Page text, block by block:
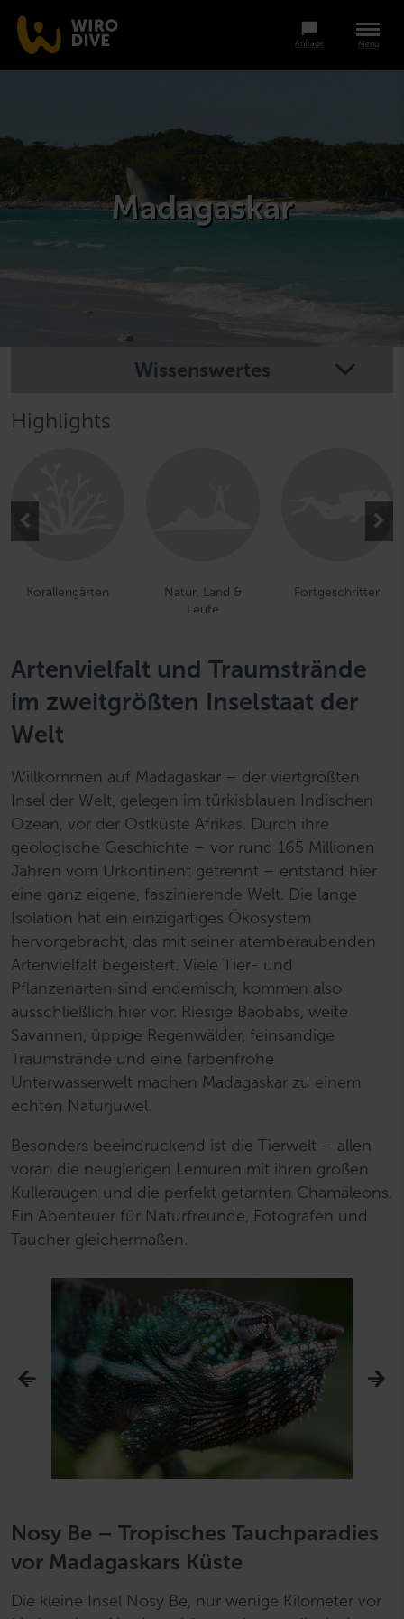
Menü
Anfrage
Madagaskar
Wissenswertes
Highlights
Korallengärten
Natur, Land &
Leute
Fortgeschritten
Artenvielfalt und Traumstrände
im zweitgrößten Inselstaat der
Welt
Willkommen auf Madagaskar – der viertgrößten
Insel der Welt, gelegen im türkisblauen Indischen
Ozean, vor der Ostküste Afrikas. Durch ihre
geologische Geschichte – vor rund 165 Millionen
Jahren vom Urkontinent getrennt – entstand hier
eine ganz eigene, faszinierende Welt. Die lange
Isolation hat ein einzigartiges Ökosystem
hervorgebracht, das mit seiner atemberaubenden
Artenvielfalt begeistert. Viele Tier- und
Pflanzenarten sind endemisch, kommen also
ausschließlich hier vor. Riesige Baobabs, weite
Savannen, üppige Regenwälder, feinsandige
Traumstrände und eine farbenfrohe
Unterwasserwelt machen Madagaskar zu einem
echten Naturjuwel.
Besonders beeindruckend ist die Tierwelt – allen
voran die neugierigen Lemuren mit ihren großen
Kulleraugen und die perfekt getarnten Chamäleons.
Ein Abenteuer für Naturfreunde, Fotografen und
Taucher gleichermaßen.
Nosy Be – Tropisches Tauchparadies
vor Madagaskars Küste
Die kleine Insel Nosy Be, nur wenige Kilometer vor